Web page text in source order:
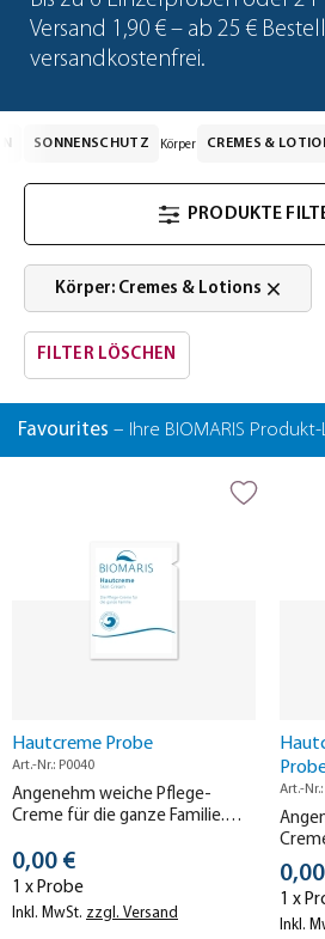
Versand 1,90 € – ab 25 €
versandkostenfrei.
SONNENSCHUTZ Körper CREMES &
PRODUKTE
Körper: Cremes & Lotions ×
FILTER LÖSCHEN
Favourites – Ihre BIOMARIS
Hautcreme Probe
Art.-Nr.: P0040
Angenehm weiche Pflege-
Creme für die ganze Familie.
gut hautverträglich.
Stückpreis
0,00 €
1 x Probe
Inkl. MwSt. zzgl. Versand
Art.-
Ideal
und
auch
1 x
Inkl.